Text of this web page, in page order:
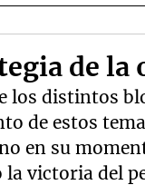
de la
los distintos
de estos
en su
la victoria del